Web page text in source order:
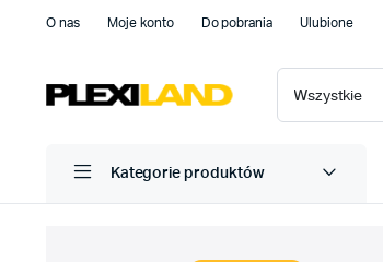
O nas Moje konto Do pobrania Ulubione
Kategorie produktów